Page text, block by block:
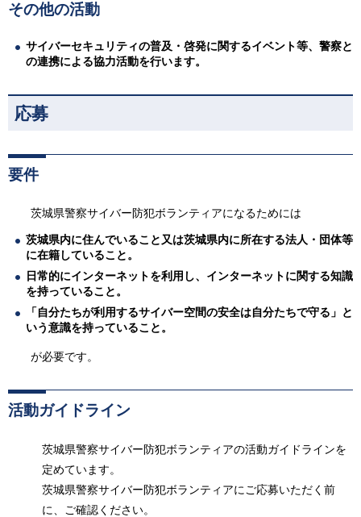
その他の活動
サイバーセキュリティの普及・啓発に関するイベント等、警察と
の連携による協力活動を行います。
応募
要件
茨城県警察サイバー防犯ボランティアになるためには
茨城県内に住んでいること又は茨城県内に所在する法人・団体等
に在籍していること。
日常的にインターネットを利用し、インターネットに関する知識
を持っていること。
「自分たちが利用するサイバー空間の安全は自分たちで守る」と
いう意識を持っていること。
が必要です。
活動ガイドライン
茨城県警察サイバー防犯ボランティアの活動ガイドラインを
定めています。
茨城県警察サイバー防犯ボランティアにご応募いただく前
に、ご確認ください。